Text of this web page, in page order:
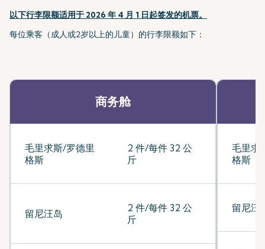
以下行李限额适用于 2026 年 4 月 1 日起签发的机票。
每位乘客（成人或2岁以上的儿童）的行李限额如下：
商务舱
毛里求斯/罗德里
格斯
2 件/每件 32 公
斤
留尼汪岛
2 件/每件 32 公
斤
毛里求
格斯
留尼汪